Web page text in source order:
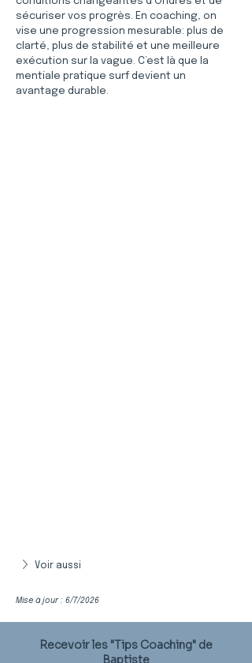
sécuriser vos progrès. En coaching, on
vise une progression mesurable: plus de
clarté, plus de stabilité et une meilleure
exécution sur la vague. C’est là que la
mentiale pratique surf devient un
avantage durable.
Voir aussi
Mise à jour : 6/7/2026
Recevoir les "Tips Coaching" de
Baptiste